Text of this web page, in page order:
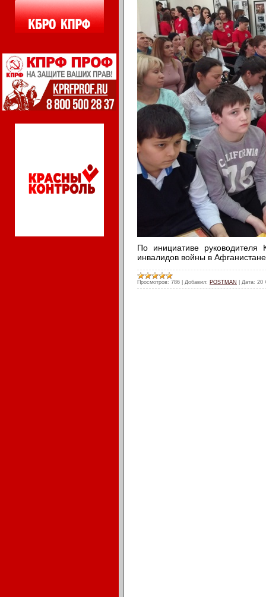
По инициативе руководителя
инвалидов войны в
Просмотров: 786 Добавил: POSTMAN Дата: 20